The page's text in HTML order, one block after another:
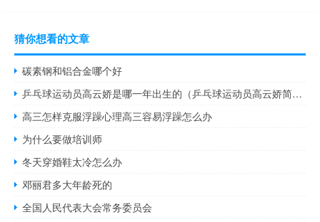
猜你想看的文章
碳素钢和铝合金哪个好
乒乓球运动员高云娇是哪一年出生的（乒乓球运动员高云娇简历）
高三怎样克服浮躁心理高三容易浮躁怎么办
为什么要做培训师
冬天穿婚鞋太冷怎么办
邓丽君多大年龄死的
全国人民代表大会常务委员会